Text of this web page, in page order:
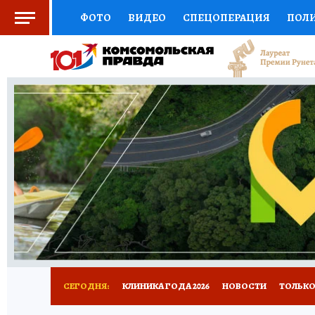
ФОТО ВИДЕО СПЕЦОПЕРАЦИЯ
СОЦПОДДЕРЖКА НАУКА СПОРТ
ВЫБОР ЭКСПЕРТОВ ДОКТОР
КНИЖНАЯ ПОЛКА ПРОГНОЗЫ НА СПОРТ
ПРЕСС-ЦЕНТР НЕДВИЖИМОСТЬ
РАДИО КП РЕКЛАМА ТЕСТЫ НОВОЕ
СЕГОДНЯ: КЛИНИКА ГОДА 2026 НОВОСТИ